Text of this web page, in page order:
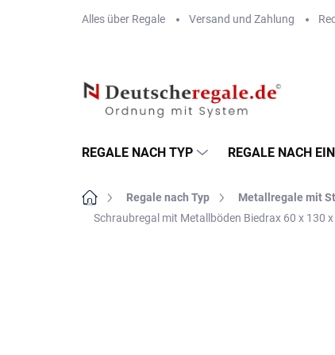
Alles über Regale Versand und Zahlung
REGALE NACH TYP REGALE NACH
StartseiteRegale nach Typ
Metallregale mit
Schraubregal mit Metallböden Biedrax 60 x 130